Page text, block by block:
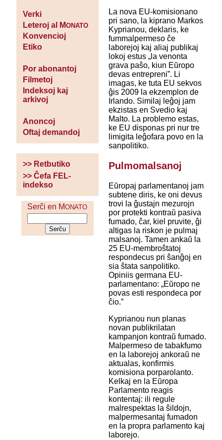
Verki
Leteroj al MONATO
Konvencioj
Etiko
Por abonantoj
Filmetoj
Indeksoj kaj
arkivoj
Anoncoj
Oftaj demandoj
>> Retbutiko
>> Ĉefa FEL-
indekso
Serĉi en MONATO
La nova EU-komisionano
pri sano, la kiprano Markos
Kyprianou, deklaris, ke
fummalpermeso ĉe
laborejoj kaj aliaj publikaj
lokoj estus „la venonta
grava paŝo, kiun Eŭropo
devas entrepreni”. Li
imagas, ke tuta EU sekvos
ĝis 2009 la ekzemplon de
Irlando. Similaj leĝoj jam
ekzistas en Svedio kaj
Malto. La problemo estas,
ke EU disponas pri nur tre
limigita leĝofara povo en la
sanpolitiko.
Pulmomalsanoj
Eŭropaj parlamentanoj jam
subtene diris, ke oni devus
trovi la ĝustajn mezurojn
por protekti kontraŭ pasiva
fumado, ĉar, kiel pruvite, ĝi
altigas la riskon je pulmaj
malsanoj. Tamen ankaŭ la
25 EU-membroŝtatoj
respondecus pri ŝanĝoj en
sia ŝtata sanpolitiko.
Opiniis germana EU-
parlamentano: „Eŭropo ne
povas esti respondeca por
ĉio.”
Kyprianou nun planas
novan publikrilatan
kampanjon kontraŭ fumado.
Malpermeso de tabakfumo
en la laborejoj ankoraŭ ne
aktualas, konfirmis
komisiona porparolanto.
Kelkaj en la Eŭropa
Parlamento reagis
kontentaj: ili regule
malrespektas la ŝildojn,
malpermesantaj fumadon
en la propra parlamento kaj
laborejo.